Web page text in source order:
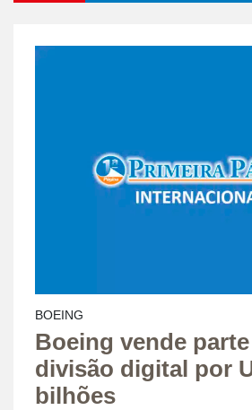
BOEING
Boeing vende
divisão digital por
bilhões